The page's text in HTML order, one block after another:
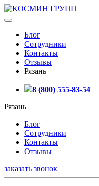
Блог
Сотрудники
Контакты
Отзывы
Рязань
8 (800) 555-83-54
Рязань
Блог
Сотрудники
Контакты
Отзывы
заказать звонок